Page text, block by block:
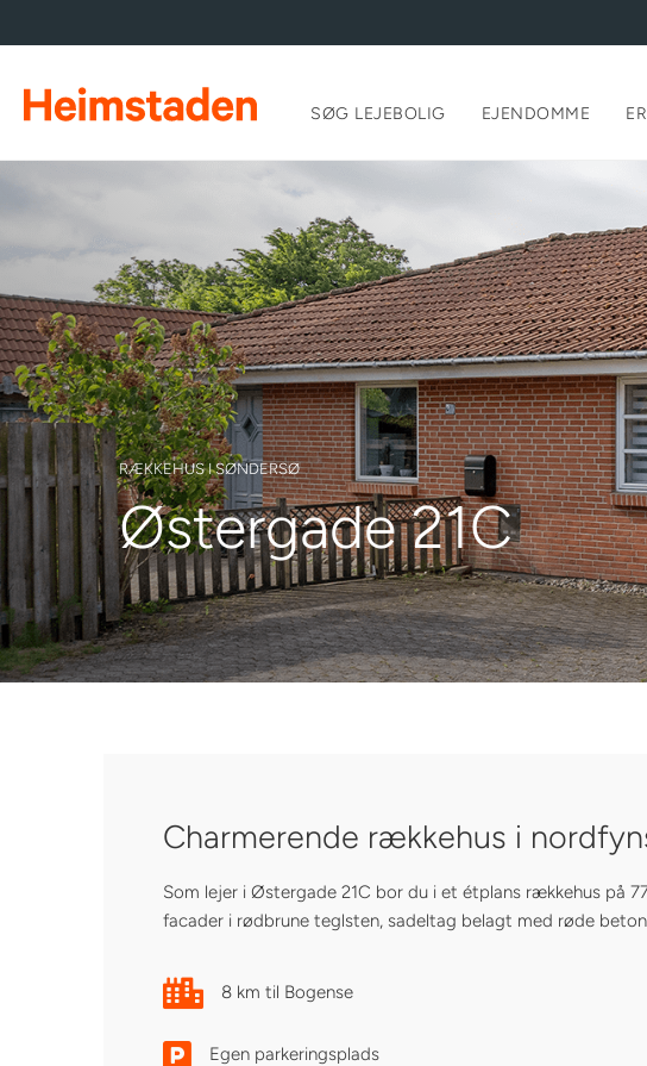
SØG LEJEBOLIG EJENDOMME
RÆKKEHUS I SØNDERSØ
Østergade 21C
Charmerende rækkehus i
Som lejer i Østergade 21C bor du i et étplans rækkehus på
facader i rødbrune teglsten, sadeltag belagt med røde
8 km til Bogense
Egen parkeringsplads